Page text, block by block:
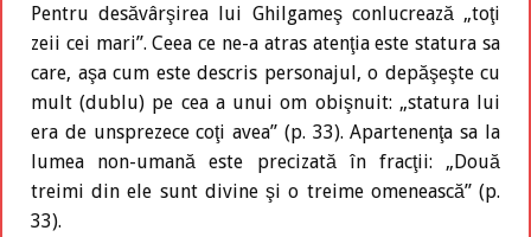
Pentru desăvârşirea lui Ghilgameş conlucrează „toţi
zeii cei mari”. Ceea ce ne-a atras atenţia este statura sa
care, aşa cum este descris personajul, o depăşeşte cu
mult (dublu) pe cea a unui om obişnuit: „statura lui
era de unsprezece coţi avea” (p. 33). Apartenenţa sa la
lumea non-umană este precizată în fracţii: „Două
treimi din ele sunt divine şi o treime omenească” (p.
33).